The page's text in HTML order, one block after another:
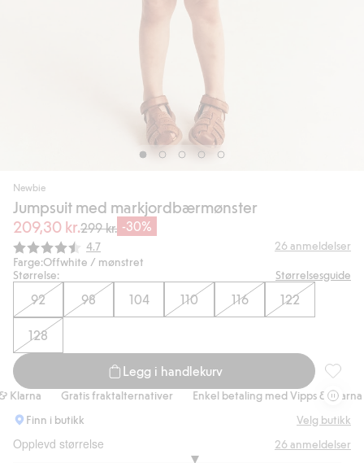
Newbie
Jumpsuit med markjordbærmønster
209,30 kr.299 kr. -30%
Gjennomsnittskarakter:
4.7 26 anmeldelser
Farge:Offwhite / mønstret
Størrelse:
Størrelsesguide
92 98 104 110 116 122
128
Legg i handlekurv
Gratis fraktalternativer
Enkel betaling med Vipps & Klarna
Finn i butikk
Velg butikk
Opplevd størrelse 26 anmeldelser